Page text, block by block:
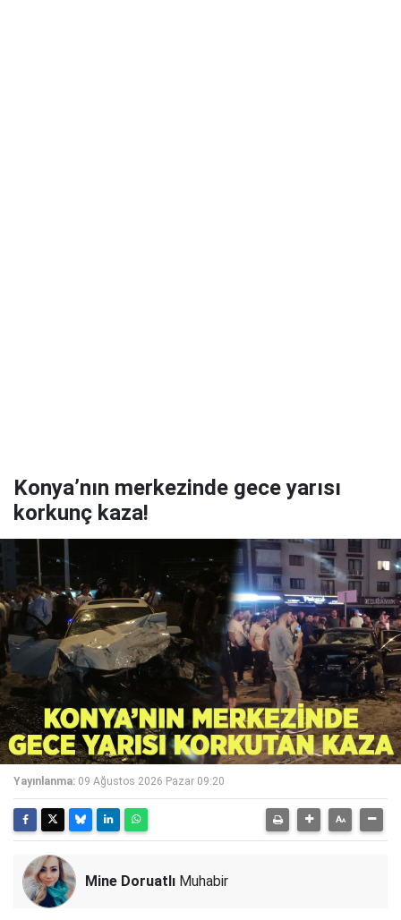
Konya’nın merkezinde gece yarısı
korkunç kaza!
Yayınlanma: 09 Ağustos 2026 Pazar 09:20
Mine Doruatlı Muhabir